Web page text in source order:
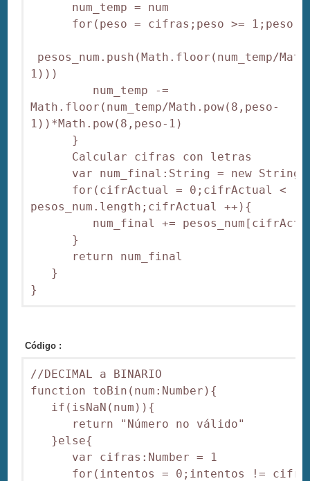
num_temp = num
for(peso = cifras;peso >= 1;peso
pesos_num.push(Math.floor(num_temp/
1)))
num_temp -=
Math.floor(num_temp/Math.pow(8,peso-
1))*Math.pow(8,peso-1)
}
Calcular cifras con letras
var num_final:String = new
for(cifrActual = 0;cifrActual <
pesos_num.length;cifrActual ++){
num_final +=
}
return num_final
}
}
Código :
//DECIMAL a BINARIO
function toBin(num:Number){
if(isNaN(num)){
return "Número no válido"
}else{
var cifras:Number = 1
for(intentos = 0;intentos !=